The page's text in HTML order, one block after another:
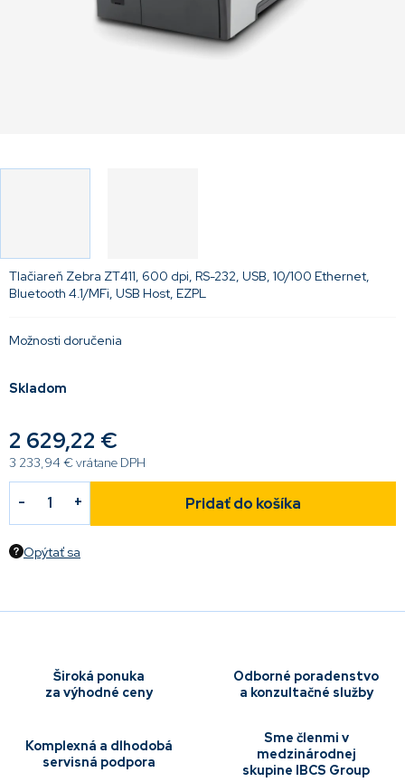
2 629,22 €
3 233,94 € vrátane DPH
Skladom
Možnosti doručenia
Pridať do košíka
Tlačiareň Zebra ZT411, 600 dpi, RS-232, USB, 10/100 Ethernet,
Bluetooth 4.1/MFi, USB Host, EZPL
Opýtať sa
Široká ponuka
za výhodné ceny
Odborné poradenstvo
a konzultačné služby
Komplexná a dlhodobá
servisná podpora
Sme členmi v
medzinárodnej
skupine IBCS Group